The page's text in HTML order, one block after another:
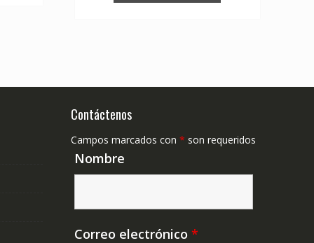
Contáctenos
Campos marcados con * son requeridos
Nombre
Correo electrónico *